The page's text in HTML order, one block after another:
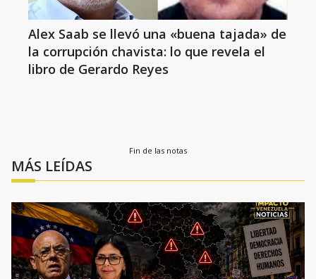
Alex Saab se llevó una «buena tajada» de
la corrupción chavista: lo que revela el
libro de Gerardo Reyes
Fin de las notas
MÁS LEÍDAS